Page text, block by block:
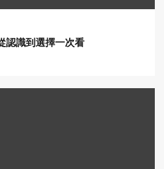
認識到選擇一次看